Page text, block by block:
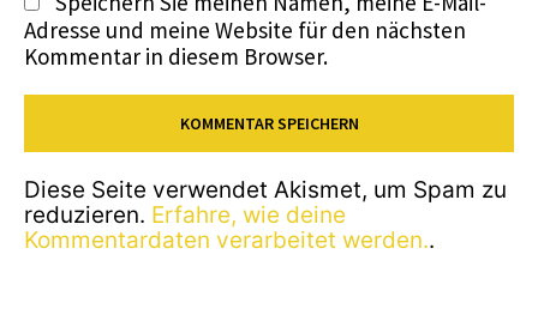
Adresse und meine Website für den nächsten
Kommentar in diesem Browser.
Diese Seite verwendet Akismet, um Spam zu
reduzieren. Erfahre, wie deine
Kommentardaten verarbeitet werden..